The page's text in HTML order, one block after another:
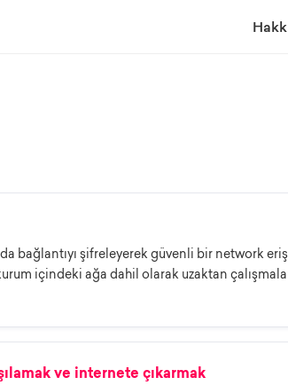
bağlantıyı şifreleyerek güvenli bir network
içindeki ağa dahil olarak uzaktan
ve internete çıkarmak